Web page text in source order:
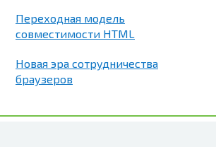
Переходная модель
совместимости HTML
Новая эра сотрудничества
браузеров